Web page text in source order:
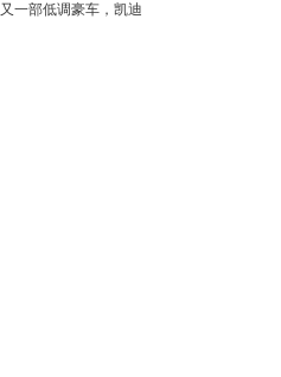
又一部低调豪车，凯迪